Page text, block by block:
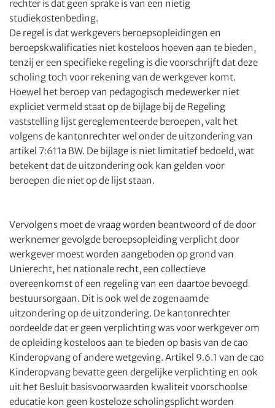
rechter is dat geen sprake is van een nietig
studiekostenbeding.
De regel is dat werkgevers beroepsopleidingen en
beroepskwalificaties niet kosteloos hoeven aan te bieden,
tenzij er een specifieke regeling is die voorschrijft dat deze
scholing toch voor rekening van de werkgever komt.
Hoewel het beroep van pedagogisch medewerker niet
expliciet vermeld staat op de bijlage bij de Regeling
vaststelling lijst gereglementeerde beroepen, valt het
volgens de kantonrechter wel onder de uitzondering van
artikel 7:611a BW. De bijlage is niet limitatief bedoeld, wat
betekent dat de uitzondering ook kan gelden voor
beroepen die niet op de lijst staan.
Vervolgens moet de vraag worden beantwoord of de door
werknemer gevolgde beroepsopleiding verplicht door
werkgever moest worden aangeboden op grond van
Unierecht, het nationale recht, een collectieve
overeenkomst of een regeling van een daartoe bevoegd
bestuursorgaan. Dit is ook wel de zogenaamde
uitzondering op de uitzondering. De kantonrechter
oordeelde dat er geen verplichting was voor werkgever om
de opleiding kosteloos aan te bieden op basis van de cao
Kinderopvang of andere wetgeving. Artikel 9.6.1 van de cao
Kinderopvang bevatte geen dergelijke verplichting en ook
uit het Besluit basisvoorwaarden kwaliteit voorschoolse
educatie kon geen kosteloze scholingsplicht worden